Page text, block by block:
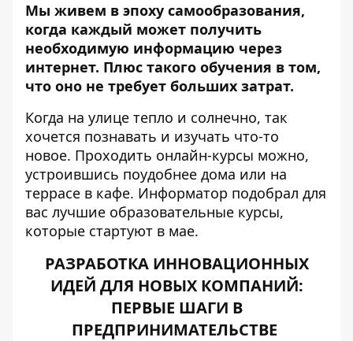
Мы живем в эпоху самообразования,
когда каждый может получить
необходимую информацию через
интернет. Плюс такого обучения в том,
что оно не требует больших затрат.
Когда на улице тепло и солнечно, так
хочется познавать и изучать что-то
новое. Проходить онлайн-курсы можно,
устроившись поудобнее дома или на
террасе в кафе. Информатор подобрал для
вас лучшие образовательные курсы,
которые стартуют в мае.
РАЗРАБОТКА ИННОВАЦИОННЫХ
ИДЕЙ ДЛЯ НОВЫХ КОМПАНИЙ:
ПЕРВЫЕ ШАГИ В
ПРЕДПРИНИМАТЕЛЬСТВЕ